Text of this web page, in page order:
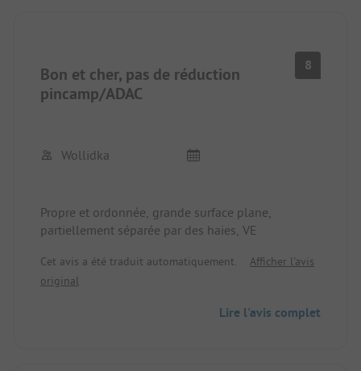
Bon et cher, pas de réduction
pincamp/ADAC
8
Wollidka
Propre et ordonnée, grande surface plane,
partiellement séparée par des haies, VE
Cet avis a été traduit automatiquement.
Afficher l'avis
original
Lire l'avis complet